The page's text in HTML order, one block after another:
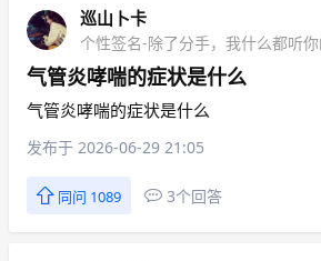
巡山卜卡
个性签名-除了分手，我什么都听
气管炎哮喘的症状是什么
气管炎哮喘的症状是什么
发布于 2026-06-29 21:05
同问 1089 3个回答